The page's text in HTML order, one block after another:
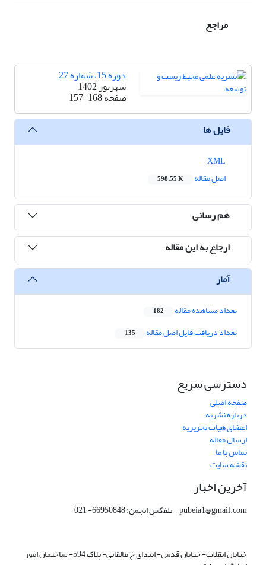
مراجع
دوره 15، شماره 27
شهریور 1402
صفحه157-168
فایل ها
اصل مقاله
598.55 K
هم رسانی
ارجاع به این مقاله
آمار
تعداد مشاهده مقاله 182
تعداد دریافت فایل اصل مقاله 135
دسترسی سریع
صفحه اصلی
درباره نشریه
اعضای هیات تحریریه
ارسال مقاله
تماس با ما
نقشه سایت
آخرین اخبار
pubeia1@gmail.com تلفکس انجمن: 66950848- 021
خیابان انقلاب- خیابان قدس- ابتدای خ طالقانی- پلاک 594- ساختمان امور